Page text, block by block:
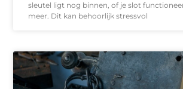
sleutel ligt nog binnen, of je slot
meer. Dit kan behoorlijk stressvol